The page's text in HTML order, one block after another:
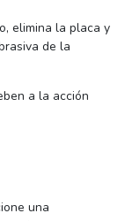
elimina la placa y
de la
a la acción
una